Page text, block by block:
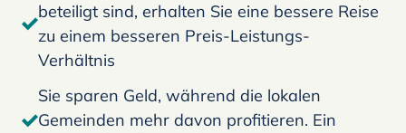
beteiligt sind, erhalten Sie eine bessere Reise
zu einem besseren Preis-Leistungs-
Verhältnis
Sie sparen Geld, während die lokalen
Gemeinden mehr davon profitieren. Ein